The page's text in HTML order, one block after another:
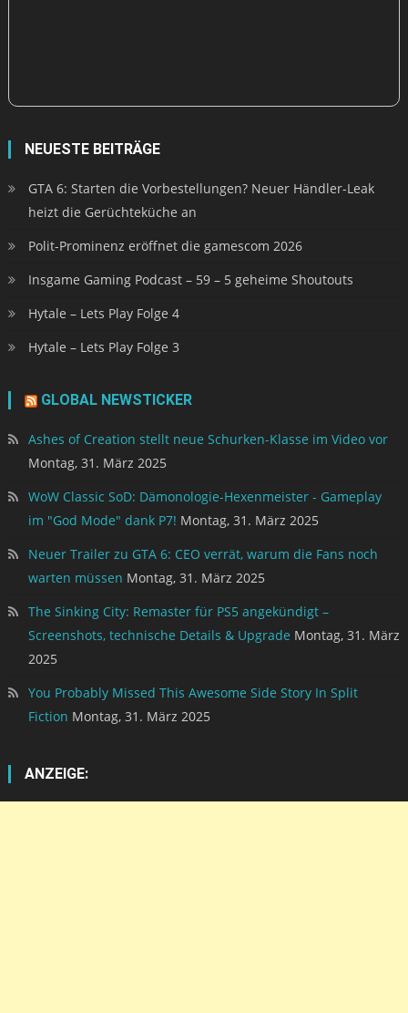
NEUESTE BEITRÄGE
GTA 6: Starten die Vorbestellungen? Neuer Händler-Leak
heizt die Gerüchteküche an
Polit-Prominenz eröffnet die gamescom 2026
Insgame Gaming Podcast – 59 – 5 geheime Shoutouts
Hytale – Lets Play Folge 4
Hytale – Lets Play Folge 3
GLOBAL NEWSTICKER
Ashes of Creation stellt neue Schurken-Klasse im Video vor
Montag, 31. März 2025
WoW Classic SoD: Dämonologie-Hexenmeister - Gameplay
im "God Mode" dank P7! Montag, 31. März 2025
Neuer Trailer zu GTA 6: CEO verrät, warum die Fans noch
warten müssen Montag, 31. März 2025
The Sinking City: Remaster für PS5 angekündigt –
Screenshots, technische Details & Upgrade Montag, 31. März
2025
You Probably Missed This Awesome Side Story In Split
Fiction Montag, 31. März 2025
ANZEIGE: